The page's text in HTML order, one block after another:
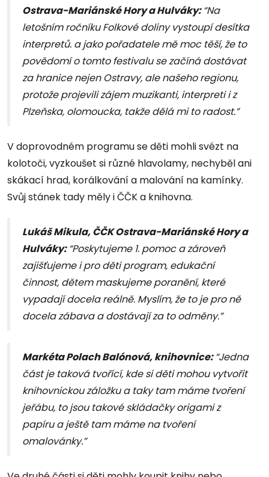
Ostrava-Mariánské Hory a Hulváky:“Na
letošním ročníku Folkové doliny vystoupí desítka
interpretů. a jako pořadatele mě moc těší, že to
povědomí o tomto festivalu se začíná dostávat
za hranice nejen Ostravy, ale našeho regionu,
protože projevili zájem muzikanti, interpreti i z
Plzeňska, olomoucka, takže dělá mi to radost.”
V doprovodném programu se děti mohli svézt na
kolotoči, vyzkoušet si různé hlavolamy, nechyběl ani
skákací hrad, korálkování a malování na kamínky.
Svůj stánek tady měly i ČČK a knihovna.
Lukáš Mikula, ČČK Ostrava-Mariánské Hory a
Hulváky:“Poskytujeme 1. pomoc a zároveň
zajišťujeme i pro děti program, edukační
činnost, dětem maskujeme poranění, které
vypadají docela reálně. Myslím, že to je pro ně
docela zábava a dostávají za to odměny.”
Markéta Polach Balónová, knihovnice:“Jedna
část je taková tvořící, kde si děti mohou vytvořit
knihovnickou záložku a taky tam máme tvoření
jeřábu, to jsou takové skládačky origami z
papíru a ještě tam máme na tvoření
omalovánky.”